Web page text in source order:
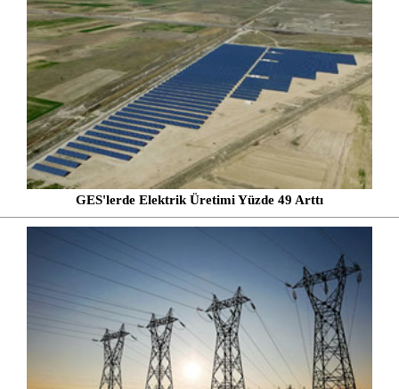
GES'lerde Elektrik Üretimi Yüzde 49 Arttı